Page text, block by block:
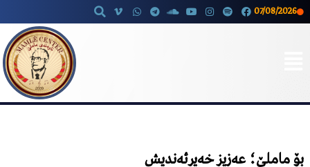
07/08/2026
بۆ ماملێ؛ عەزیز خەیرئەندیش